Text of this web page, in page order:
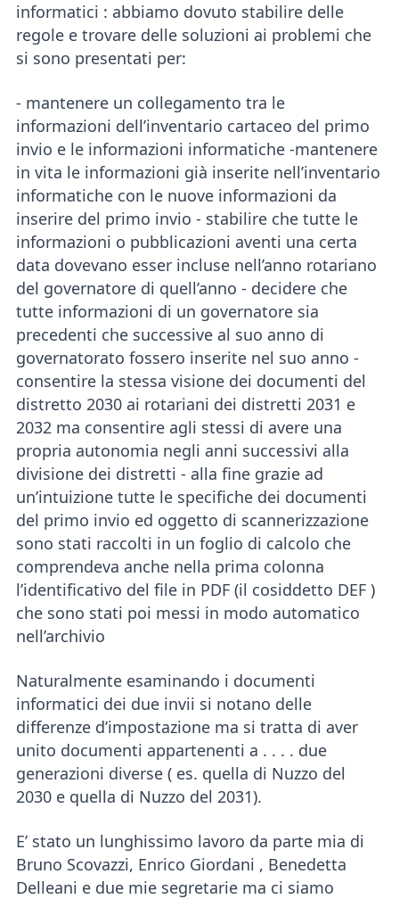
informatici : abbiamo dovuto stabilire delle
regole e trovare delle soluzioni ai problemi che
si sono presentati per:
- mantenere un collegamento tra le
informazioni dell’inventario cartaceo del primo
invio e le informazioni informatiche -mantenere
in vita le informazioni già inserite nell’inventario
informatiche con le nuove informazioni da
inserire del primo invio - stabilire che tutte le
informazioni o pubblicazioni aventi una certa
data dovevano esser incluse nell’anno rotariano
del governatore di quell’anno - decidere che
tutte informazioni di un governatore sia
precedenti che successive al suo anno di
governatorato fossero inserite nel suo anno -
consentire la stessa visione dei documenti del
distretto 2030 ai rotariani dei distretti 2031 e
2032 ma consentire agli stessi di avere una
propria autonomia negli anni successivi alla
divisione dei distretti - alla fine grazie ad
un’intuizione tutte le specifiche dei documenti
del primo invio ed oggetto di scannerizzazione
sono stati raccolti in un foglio di calcolo che
comprendeva anche nella prima colonna
l’identificativo del file in PDF (il cosiddetto DEF )
che sono stati poi messi in modo automatico
nell’archivio
Naturalmente esaminando i documenti
informatici dei due invii si notano delle
differenze d’impostazione ma si tratta di aver
unito documenti appartenenti a . . . . due
generazioni diverse ( es. quella di Nuzzo del
2030 e quella di Nuzzo del 2031).
E’ stato un lunghissimo lavoro da parte mia di
Bruno Scovazzi, Enrico Giordani , Benedetta
Delleani e due mie segretarie ma ci siamo